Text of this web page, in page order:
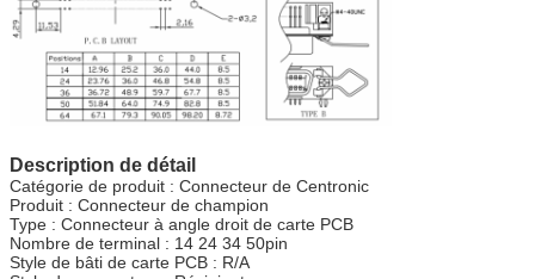
Description de détail
Catégorie de produit : Connecteur de Centronic
Produit : Connecteur de champion
Type : Connecteur à angle droit de carte PCB
Nombre de terminal : 14 24 34 50pin
Style de bâti de carte PCB : R/A